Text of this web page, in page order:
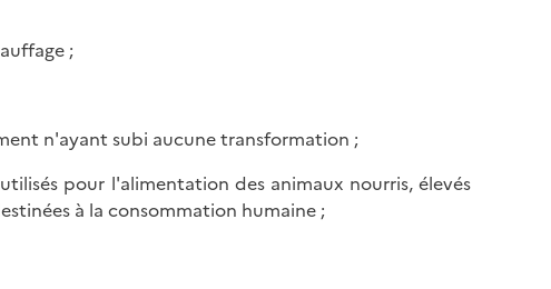
;
n'ayant subi aucune transformation ;
pour l'alimentation des animaux nourris, élevés
à la consommation humaine ;